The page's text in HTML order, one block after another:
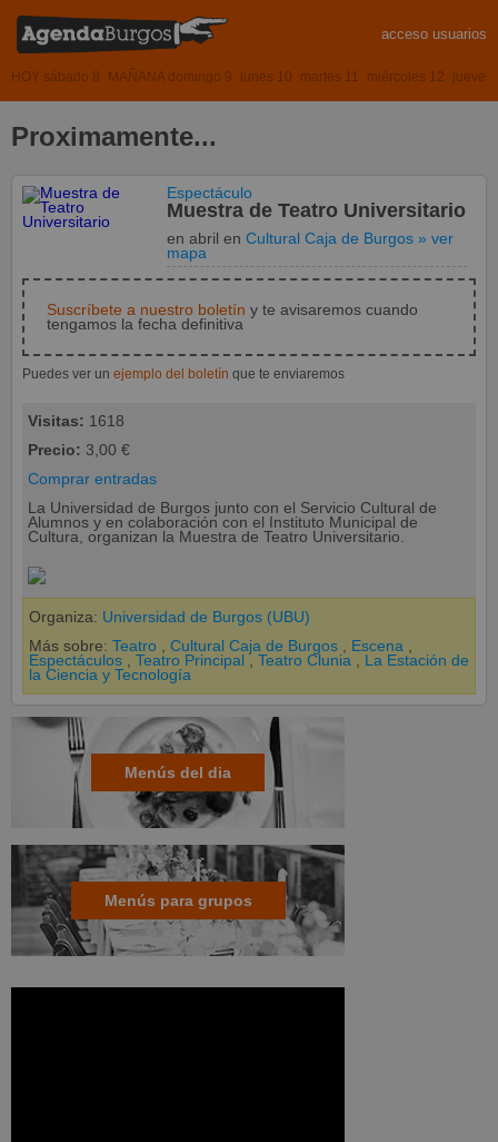
acceso usuarios
HOY sábado 8 MAÑANA domingo 9 lunes 10 martes 11 miércoles 12 jueves
Proximamente...
Espectáculo
Muestra de Teatro Universitario
en abrilenCultural Caja de Burgos » ver
mapa
Suscríbete a nuestro boletín y te avisaremos cuando
tengamos la fecha definitiva
Puedes ver un ejemplo del boletín que te enviaremos
Visitas: 1618
Precio: 3,00 €
Comprar entradas
La Universidad de Burgos junto con el Servicio Cultural de
Alumnos y en colaboración con el Instituto Municipal de
Cultura, organizan la Muestra de Teatro Universitario.
Organiza: Universidad de Burgos (UBU)
Más sobre: Teatro Cultural Caja de Burgos Escena
Espectáculos
Teatro Principal Teatro Clunia
La Estación de
la Ciencia y Tecnología
Menús del dia
Menús para grupos